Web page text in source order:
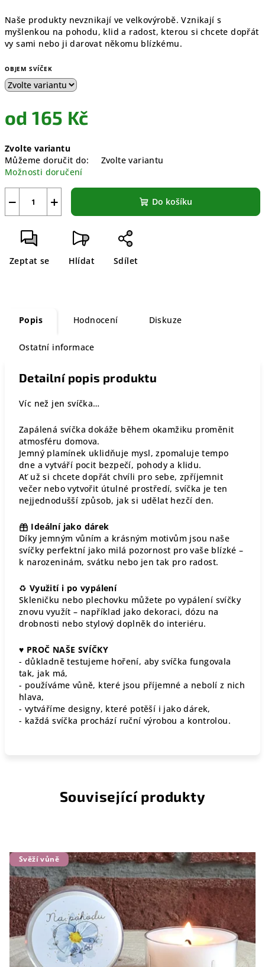
Naše produkty nevznikají ve velkovýrobě. Vznikají s
myšlenkou na pohodu, klid a radost, kterou si chcete dopřát
vy sami nebo ji darovat někomu blízkému.
OBJEM SVÍČEK
od165 Kč
cena:
Zvolte variantu
Můžeme doručit do:
Zvolte variantu
Možnosti doručení
+
− Do košíku
Zeptat se Hlídat Sdílet
Popis Hodnocení Diskuze
Ostatní informace
Detailní popis produktu
Víc než jen svíčka…
Zapálená svíčka dokáže během okamžiku proměnit
atmosféru domova.
Jemný plamínek uklidňuje mysl, zpomaluje tempo
dne a vytváří pocit bezpečí, pohody a klidu.
Ať už si chcete dopřát chvíli pro sebe, zpříjemnit
večer nebo vytvořit útulné prostředí, svíčka je ten
nejjednodušší způsob, jak si udělat hezčí den.
Ideální jako dárek
Díky jemným vůním a krásným motivům jsou naše
svíčky perfektní jako milá pozornost pro vaše blízké –
k narozeninám, svátku nebo jen tak pro radost.
♻ Využití i po vypálení
Skleničku nebo plechovku můžete po vypálení svíčky
znovu využít – například jako dekoraci, dózu na
drobnosti nebo stylový doplněk do interiéru.
♥ PROČ NAŠE SVÍČKY
- důkladně testujeme hoření, aby svíčka fungovala
tak, jak má,
- používáme vůně, které jsou příjemné a nebolí z nich
hlava,
- vytváříme designy, které potěší i jako dárek,
- každá svíčka prochází ruční výrobou a kontrolou.
Související produkty
Svěží vůně